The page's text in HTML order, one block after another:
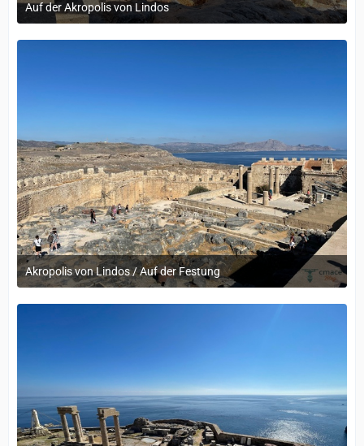
Auf der Akropolis von Lindos
12. September 2022 um 14:05
Akropolis von Lindos / Auf der Festung
12. September 2022 um 14:05